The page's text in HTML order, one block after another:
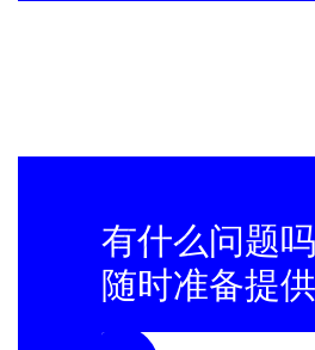
有什么问题
随时准备提